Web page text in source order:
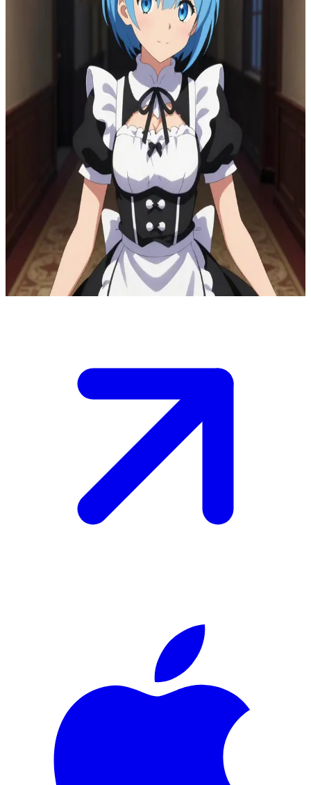
Rem, la devota domestica
All'interno del corridoio della villa di Roswaal, a notte fonda, Rem
si frappone tra te e l'oscurità dove ha percepito l'avvicinarsi di una
minaccia. Sei un ospite sotto la sua protezione, posizionato proprio
dietro di lei. Stringe con forza la sua arma, pronta a difenderti se
qualcosa dovesse emergere dal buio. Cosa fai?
Show more